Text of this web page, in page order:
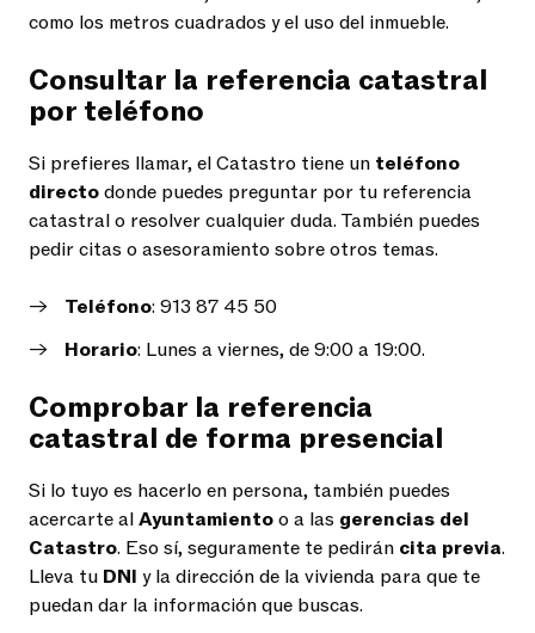
como los metros cuadrados y el uso del inmueble.
Consultar la referencia catastral
por teléfono
Si prefieres llamar, el Catastro tiene un teléfono
directodonde puedes preguntar por tu referencia
catastral o resolver cualquier duda. También puedes
pedir citas o asesoramiento sobre otros temas.
Teléfono: 913 87 45 50
Horario: Lunes a viernes, de 9:00 a 19:00.
Comprobar la referencia
catastral de forma presencial
Si lo tuyo es hacerlo en persona, también puedes
acercarte alAyuntamientoo a las gerencias del
Catastro. Eso sí, seguramente te pedirán cita previa.
Lleva tu DNI y la dirección de la vivienda para que te
puedan dar la información que buscas.